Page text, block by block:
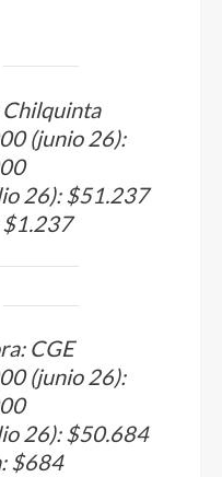
(junio 26):
26): $51.237
$1.237
CGE
(junio 26):
26): $50.684
$684